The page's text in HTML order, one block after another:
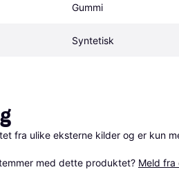
Gummi
Syntetisk
fra ulike eksterne kilder og er kun
med dette produktet? Meld fra